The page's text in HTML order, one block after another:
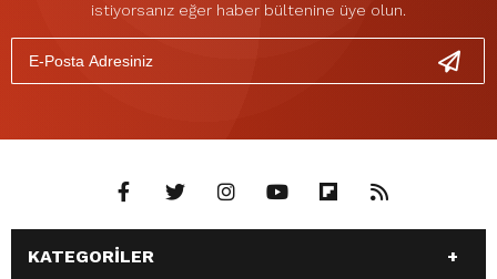
istiyorsanız eğer haber bültenine üye olun.
KATEGORİLER